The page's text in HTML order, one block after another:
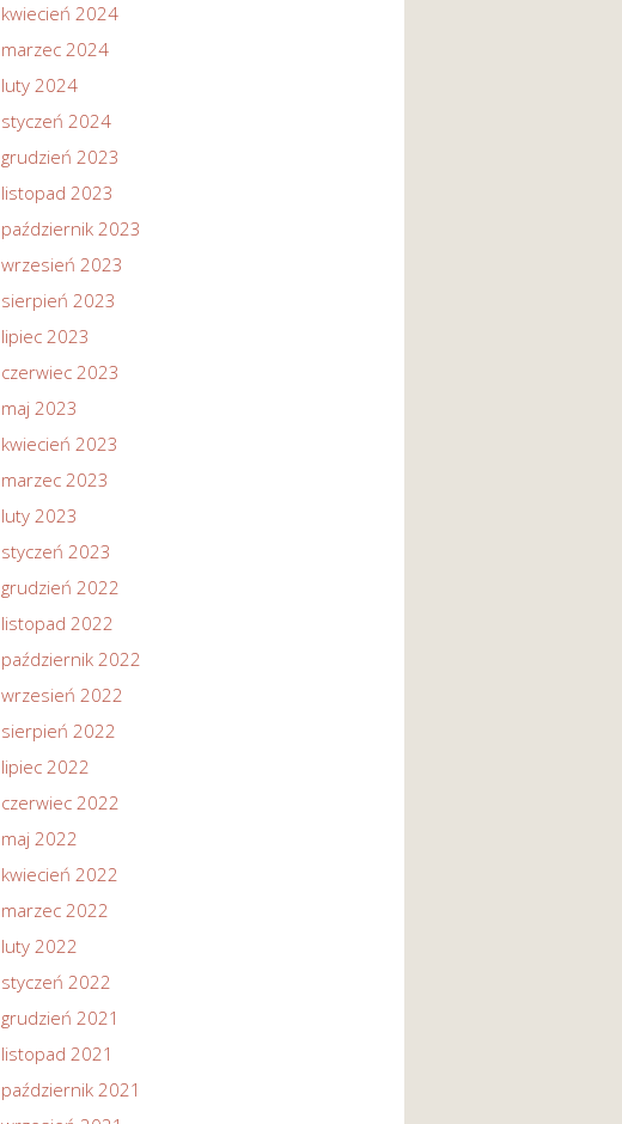
kwiecień 2024
marzec 2024
luty 2024
styczeń 2024
grudzień 2023
listopad 2023
październik 2023
wrzesień 2023
sierpień 2023
lipiec 2023
czerwiec 2023
maj 2023
kwiecień 2023
marzec 2023
luty 2023
styczeń 2023
grudzień 2022
listopad 2022
październik 2022
wrzesień 2022
sierpień 2022
lipiec 2022
czerwiec 2022
maj 2022
kwiecień 2022
marzec 2022
luty 2022
styczeń 2022
grudzień 2021
listopad 2021
październik 2021